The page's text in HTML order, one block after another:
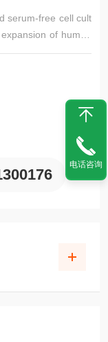
serum-free cell cult
of human
电话咨询